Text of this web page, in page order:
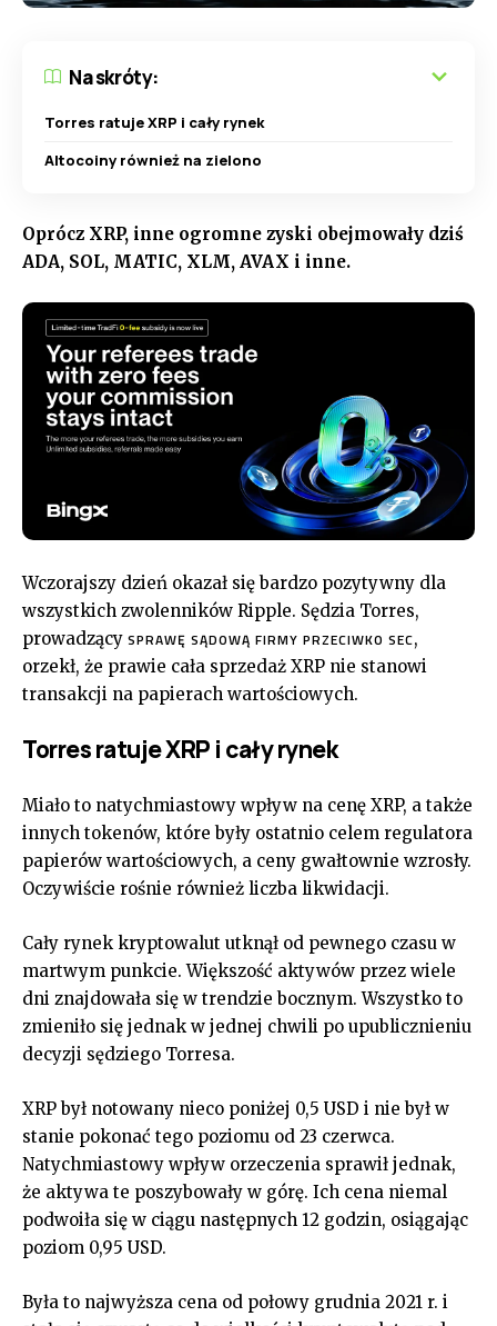
Na skróty:
Torres ratuje XRP i cały rynek
Altocoiny również na zielono
Oprócz XRP, inne ogromne zyski obejmowały dziś
ADA, SOL, MATIC, XLM, AVAX i inne.
Wczorajszy dzień okazał się bardzo pozytywny dla
wszystkich zwolenników Ripple. Sędzia Torres,
prowadzący SPRAWĘ SĄDOWĄ FIRMY PRZECIWKO SEC,
orzekł, że prawie cała sprzedaż XRP nie stanowi
transakcji na papierach wartościowych.
Torres ratuje XRP i cały rynek
Miało to natychmiastowy wpływ na cenę XRP, a także
innych tokenów, które były ostatnio celem regulatora
papierów wartościowych, a ceny gwałtownie wzrosły.
Oczywiście rośnie również liczba likwidacji.
Cały rynek kryptowalut utknął od pewnego czasu w
martwym punkcie. Większość aktywów przez wiele
dni znajdowała się w trendzie bocznym. Wszystko to
zmieniło się jednak w jednej chwili po upublicznieniu
decyzji sędziego Torresa.
XRP był notowany nieco poniżej 0,5 USD i nie był w
stanie pokonać tego poziomu od 23 czerwca.
Natychmiastowy wpływ orzeczenia sprawił jednak,
że aktywa te poszybowały w górę. Ich cena niemal
podwoiła się w ciągu następnych 12 godzin, osiągając
poziom 0,95 USD.
Była to najwyższa cena od połowy grudnia 2021 r. i